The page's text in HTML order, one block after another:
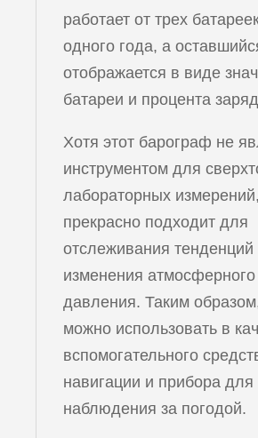
работает от трех
одного года, а
отображается в виде
батареи и процента
Хотя этот барограф не
инструментом для
лабораторных
прекрасно подходит для
отслеживания тенденций
изменения атмосферного
давления. Таким
можно использовать в
вспомогательного
навигации и прибора для
наблюдения за погодой.